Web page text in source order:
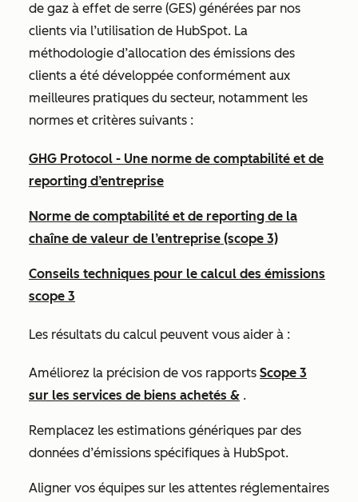
de gaz à effet de serre (GES) générées par nos
clients via l’utilisation de HubSpot. La
méthodologie d’allocation des émissions des
clients a été développée conformément aux
meilleures pratiques du secteur, notamment les
normes et critères suivants :
GHG Protocol - Une norme de comptabilité et de
reporting d’entreprise
Norme de comptabilité et de reporting de la
chaîne de valeur de l’entreprise (scope 3)
Conseils techniques pour le calcul des émissions
scope 3
Les résultats du calcul peuvent vous aider à :
Améliorez la précision de vos rapports Scope 3
sur les services de biens achetés & .
Remplacez les estimations génériques par des
données d’émissions spécifiques à HubSpot.
Aligner vos équipes sur les attentes réglementaires